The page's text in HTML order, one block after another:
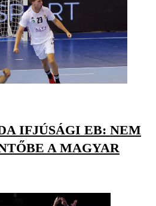
IFJÚSÁGI EB: NEM
A MAGYAR